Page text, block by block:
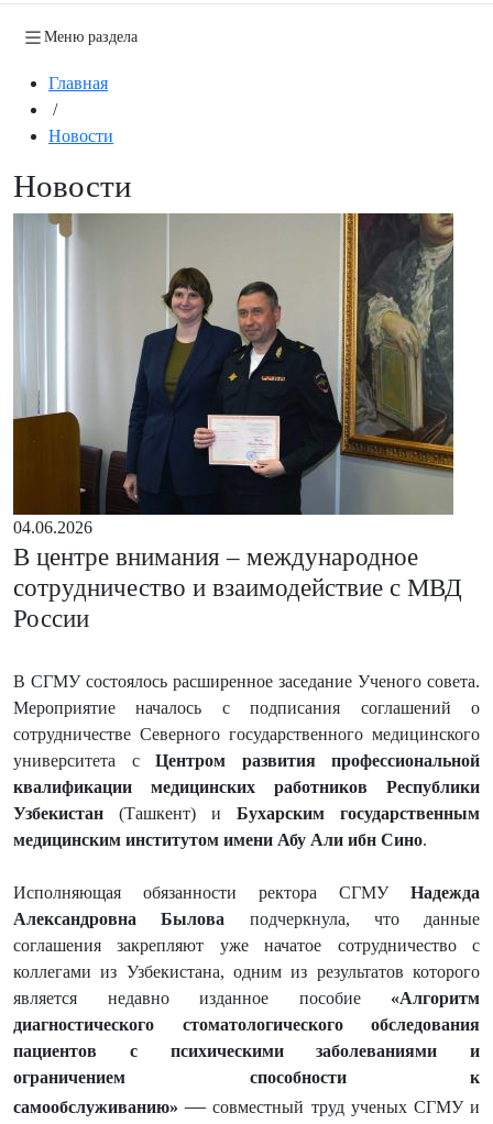
Меню раздела
Главная
/
Новости
Новости
04.06.2026
В центре внимания – международное
сотрудничество и взаимодействие с МВД
России
В СГМУ состоялось расширенное заседание Ученого совета.
Мероприятие началось с подписания соглашений о
сотрудничестве Северного государственного медицинского
университета с Центром развития профессиональной
квалификации медицинских работников Республики
Узбекистан (Ташкент) и Бухарским государственным
медицинским институтом имени Абу Али ибн Сино.
Исполняющая обязанности ректора СГМУ Надежда
Александровна Былова подчеркнула, что данные
соглашения закрепляют уже начатое сотрудничество с
коллегами из Узбекистана, одним из результатов которого
является недавно изданное пособие «Алгоритм
диагностического стоматологического обследования
пациентов с психическими заболеваниями и
ограничением способности к
самообслуживанию» —совместный труд ученых СГМУ и